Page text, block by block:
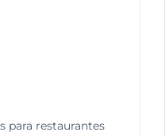
para restaurantes